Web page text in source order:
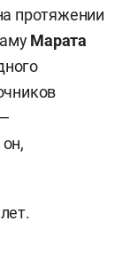
протяжении
Марата